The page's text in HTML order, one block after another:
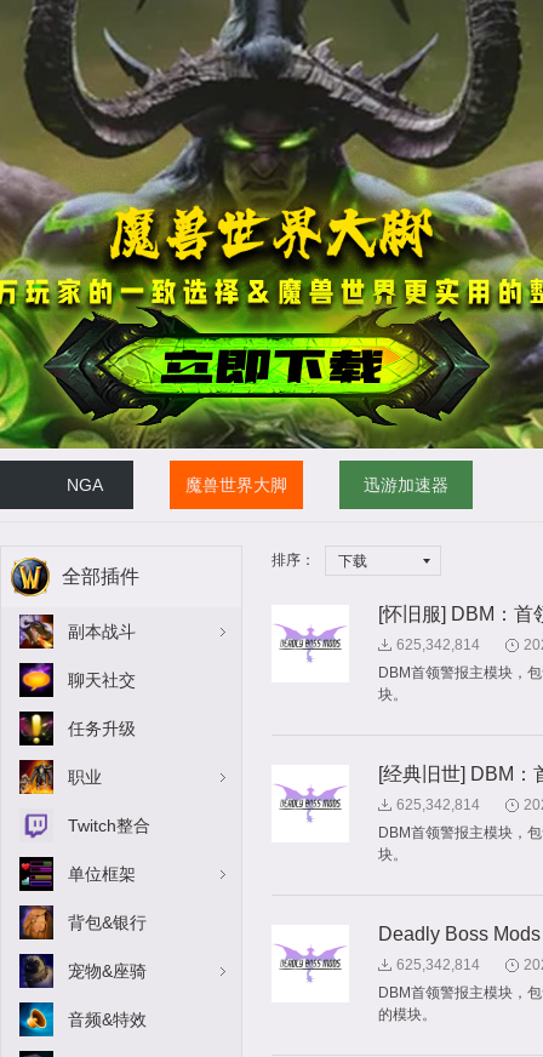
NGA 魔兽世界大脚 迅游加速器
全部插件
副本战斗
聊天社交
任务升级
职业
Twitch整合
单位框架
背包&银行
宠物&座骑
音频&特效
排序： 下载
[怀旧服] DBM：首
625,342,814
DBM首领警报主模块，
块。
[经典旧世] DBM：
625,342,814
DBM首领警报主模块，
块。
Deadly Boss
625,342,814
DBM首领警报主模块，
的模块。